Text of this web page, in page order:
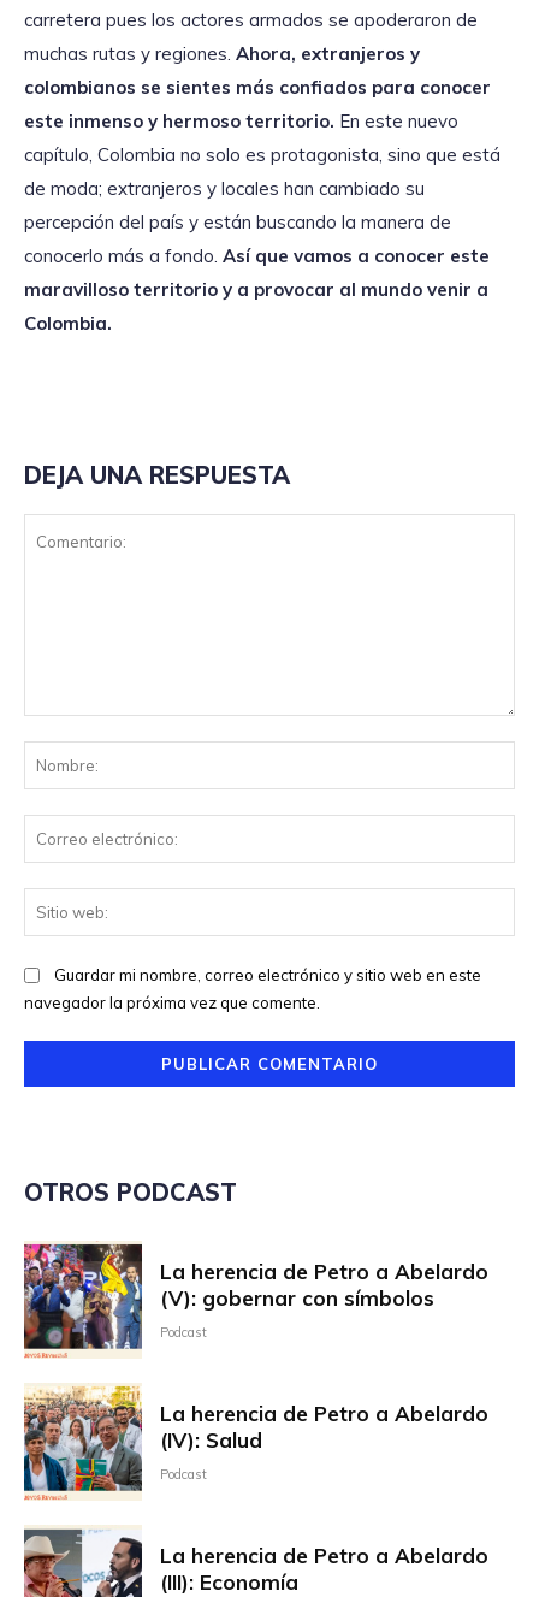
carretera pues los actores armados se apoderaron de
muchas rutas y regiones. Ahora, extranjeros y
colombianos se sientes más confiados para conocer
este inmenso y hermoso territorio. En este nuevo
capítulo, Colombia no solo es protagonista, sino que está
de moda; extranjeros y locales han cambiado su
percepción del país y están buscando la manera de
conocerlo más a fondo. Así que vamos a conocer este
maravilloso territorio y a provocar al mundo venir a
Colombia.
DEJA UNA RESPUESTA
Guardar mi nombre, correo electrónico y sitio web en este
navegador la próxima vez que comente.
OTROS PODCAST
La herencia de Petro a Abelardo
(V): gobernar con símbolos
Podcast
La herencia de Petro a Abelardo
(IV): Salud
Podcast
La herencia de Petro a Abelardo
(III): Economía